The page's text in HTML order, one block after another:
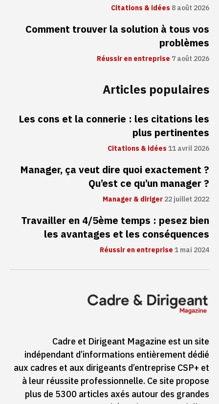
Citations & idées8 août 2026
Comment trouver la solution à tous vos
problèmes
Réussir en entreprise 7 août 2026
Articles populaires
Les cons et la connerie : les citations les
plus pertinentes
Citations & idées11 avril 2026
Manager, ça veut dire quoi exactement ?
Qu’est ce qu’un manager ?
Manager & diriger22 juillet 2022
Travailler en 4/5ème temps : pesez bien
les avantages et les conséquences
Réussir en entreprise1 mai 2024
Cadre et Dirigeant Magazine est un site
indépendant d’informations entièrement dédié
aux cadres et aux dirigeants d’entreprise CSP+ et
à leur réussite professionnelle. Ce site propose
plus de 5300 articles axés autour des grandes